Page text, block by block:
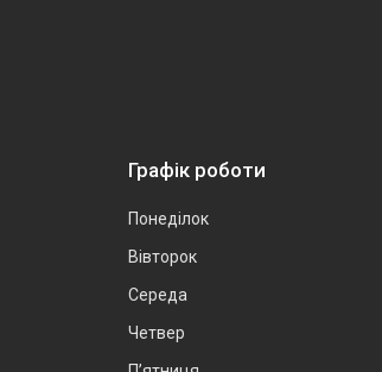
Графік роботи
Понеділок
Вівторок
Середа
Четвер